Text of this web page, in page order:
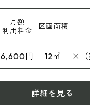
月額
利用料金
区画面積
6,600円 12 ㎡ ×（
詳細を見る